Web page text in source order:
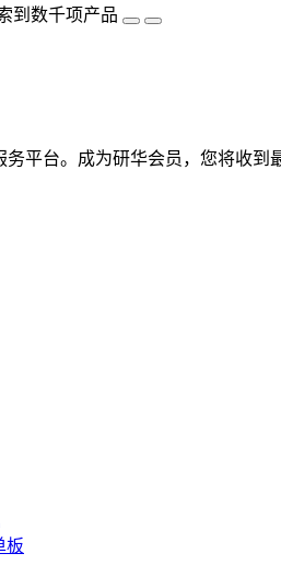
到数千项产品
务平台。成为研华会员，您将收到
板